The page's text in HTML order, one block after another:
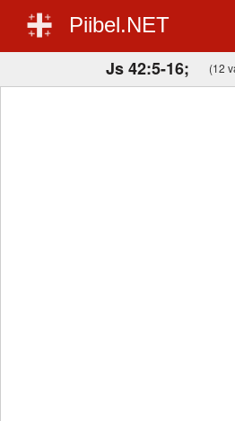
Piibel.NET
Js 42:5-16; (12